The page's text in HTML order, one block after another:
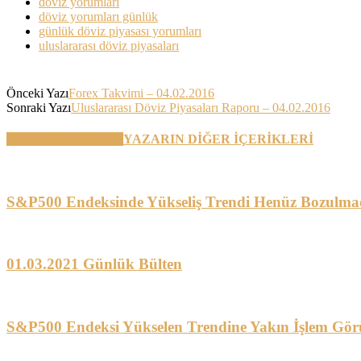
döviz yorumları günlük
günlük döviz piyasası yorumları
uluslararası döviz piyasaları
Önceki YazıForex Takvimi – 04.02.2016
Sonraki YazıUluslararası Döviz Piyasaları Raporu – 04.02.2016
YAZARIN DİĞER İÇERİKLERİ
S&P500 Endeksinde Yükseliş Trendi Henüz
01.03.2021 Günlük Bülten
S&P500 Endeksi Yükselen Trendine Yakın İşlem